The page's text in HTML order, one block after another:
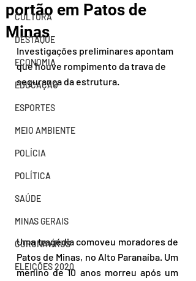
CULTURA
DESTAQUE
ECONOMIA
EDUCAÇÃO
ESPORTES
MEIO AMBIENTE
POLÍCIA
POLÍTICA
SAÚDE
MINAS GERAIS
CORONAVÍRUS
ELEIÇÕES 2020
portão em Patos de
Minas
Investigações preliminares apontam
que houve rompimento da trava de
segurança da estrutura.
Uma tragédia comoveu moradores de
Patos de Minas, no Alto Paranaíba. Um
menino de 10 anos morreu após um